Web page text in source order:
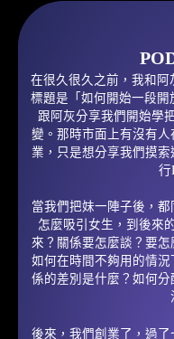
在很久很久之前，我和阿
標題是「如何開始一段開
跟阿灰分享我們開始學
變。那時市面上有沒有
業，只是想分享我們摸
行
當我們把妹一陣子後，
怎麼吸引女生，到後來
來？關係要怎麼談？要
如何在時間不夠用的情
係的差別是什麼？如何
後來，我們創業了，過